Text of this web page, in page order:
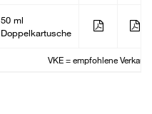
50 ml
Doppelkartusche
VKE = empfohlene